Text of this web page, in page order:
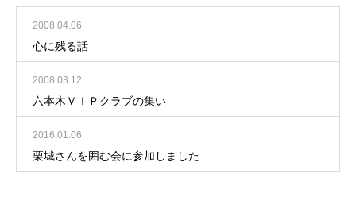
2008.04.06
心に残る話
2008.03.12
六本木ＶＩＰクラブの集い
2016.01.06
栗城さんを囲む会に参加しました